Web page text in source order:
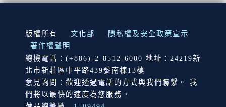
:::
版權所有 文化部
隱私權及安全政策宣示
著作權聲明
總機電話：(+886)-2-8512-6000 地址：24219新
北市新莊區中平路439號南棟13樓
意見詢問：歡迎透過電話的方式與我們聯繫。 我
們將以最快的速度為您服務。